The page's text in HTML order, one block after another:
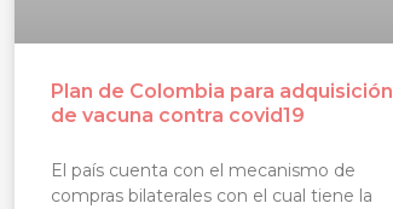
Plan de Colombia para adquisición
de vacuna contra covid19
El país cuenta con el mecanismo de
compras bilaterales con el cual tiene la